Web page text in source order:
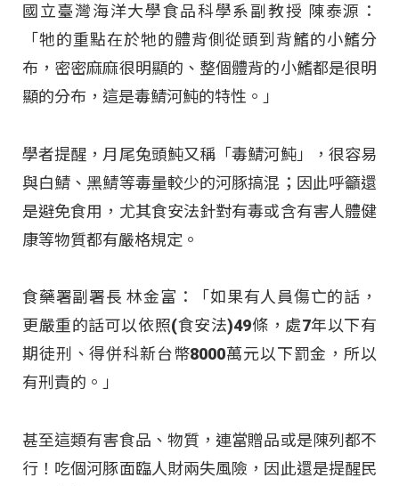
國立臺灣海洋大學食品科學系副教授 陳泰源：
「牠的重點在於牠的體背側從頭到背鰭的小鰭分
布，密密麻麻很明顯的、整個體背的小鰭都是很明
顯的分布，這是毒鯖河魨的特性。」
學者提醒，月尾兔頭魨又稱「毒鯖河魨」，很容易
與白鯖、黑鯖等毒量較少的河豚搞混；因此呼籲還
是避免食用，尤其食安法針對有毒或含有害人體健
康等物質都有嚴格規定。
食藥署副署長 林金富：「如果有人員傷亡的話，
更嚴重的話可以依照(食安法)49條，處7年以下有
期徒刑、得併科新台幣8000萬元以下罰金，所以
有刑責的。」
甚至這類有害食品、物質，連當贈品或是陳列都不
行！吃個河豚面臨人財兩失風險，因此還是提醒民